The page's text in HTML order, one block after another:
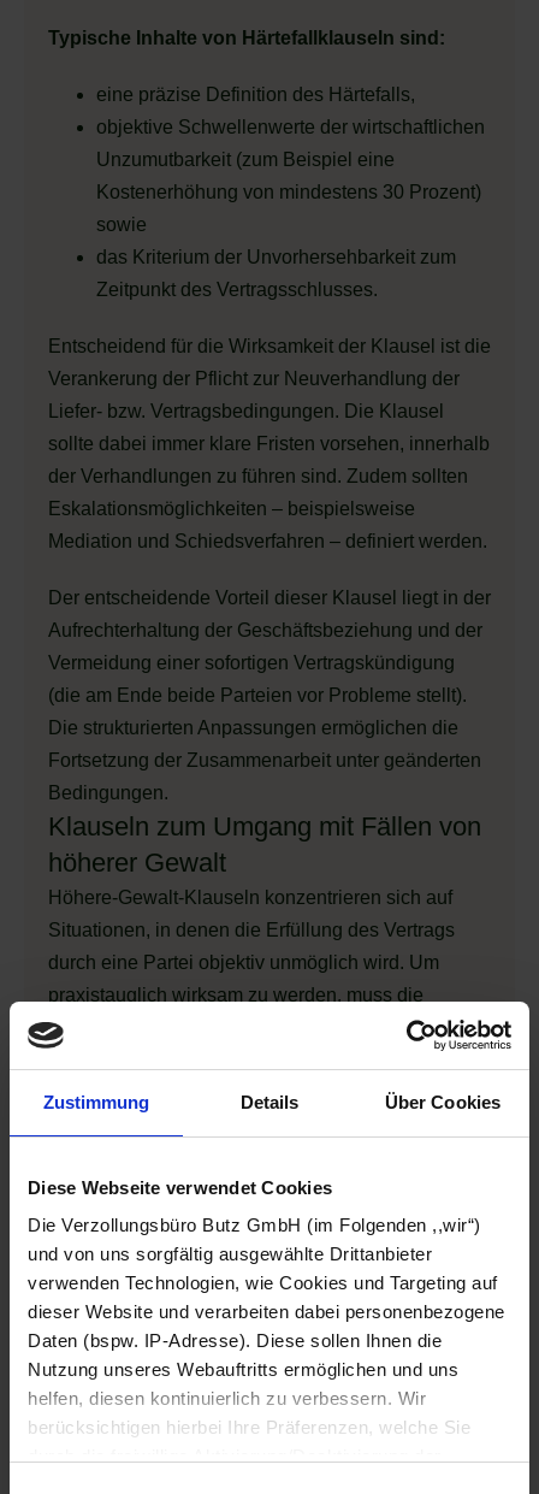
Zustimmung Details Über Cookies
Diese Webseite verwendet Cookies
Die Verzollungsbüro Butz GmbH (im Folgenden ,,wir“)
und von uns sorgfältig ausgewählte Drittanbieter
verwenden Technologien, wie Cookies und Targeting auf
dieser Website und verarbeiten dabei personenbezogene
Daten (bspw. IP-Adresse). Diese sollen Ihnen die
Nutzung unseres Webauftritts ermöglichen und uns
helfen, diesen kontinuierlich zu verbessern. Wir
berücksichtigen hierbei Ihre Präferenzen, welche Sie
Typische Inhalte von Härtefallklauseln sind:
eine präzise Definition des Härtefalls,
objektive Schwellenwerte der wirtschaftlichen
Unzumutbarkeit (zum Beispiel eine
Kostenerhöhung von mindestens 30 Prozent)
sowie
das Kriterium der Unvorhersehbarkeit zum
Zeitpunkt des Vertragsschlusses.
Entscheidend für die Wirksamkeit der Klausel ist die
Verankerung der Pflicht zur Neuverhandlung der
Liefer- bzw. Vertragsbedingungen. Die Klausel
sollte dabei immer klare Fristen vorsehen, innerhalb
der Verhandlungen zu führen sind. Zudem sollten
Eskalationsmöglichkeiten – beispielsweise
Mediation und Schiedsverfahren – definiert werden.
Der entscheidende Vorteil dieser Klausel liegt in der
Aufrechterhaltung der Geschäftsbeziehung und der
Vermeidung einer sofortigen Vertragskündigung
(die am Ende beide Parteien vor Probleme stellt).
Die strukturierten Anpassungen ermöglichen die
Fortsetzung der Zusammenarbeit unter geänderten
Bedingungen.
Klauseln zum Umgang mit Fällen von
höherer Gewalt
Höhere-Gewalt-Klauseln konzentrieren sich auf
Situationen, in denen die Erfüllung des Vertrags
durch eine Partei objektiv unmöglich wird. Um
praxistauglich wirksam zu werden, muss die
Höhere-Gewalt-Klausel den Katalog anerkannter
Formulierungen wie „außergewöhnliche Umstände“
können.
Typische Inhalte von Höhere-Gewalt-Klauseln
sind:
Meldefristen (die betroffene Partei hat den
Vertragspartner unverzüglich über den Eintritt
des Höhere-Gewalt-Ereignisses zu
informieren)
Regelung der Dauer der